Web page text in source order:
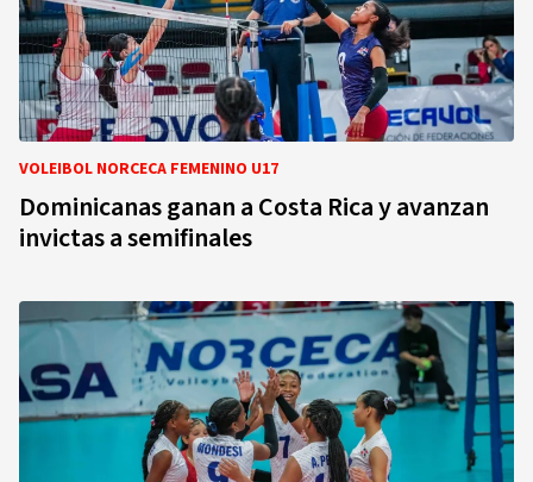
VOLEIBOL NORCECA FEMENINO U17
Dominicanas ganan a Costa Rica y avanzan
invictas a semifinales